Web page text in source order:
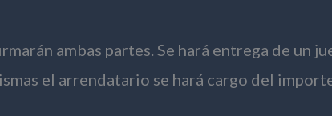
ambas partes. Se hará entrega de un
el arrendatario se hará cargo del